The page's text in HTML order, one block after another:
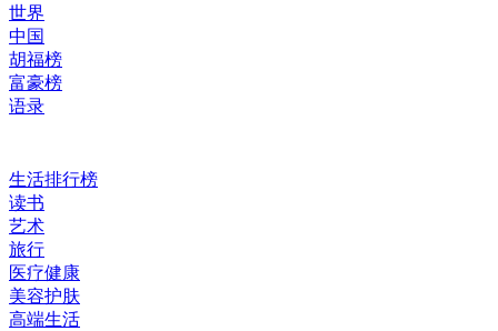
世界
中国
胡福榜
富豪榜
语录
生活排行榜
读书
艺术
旅行
医疗健康
美容护肤
高端生活